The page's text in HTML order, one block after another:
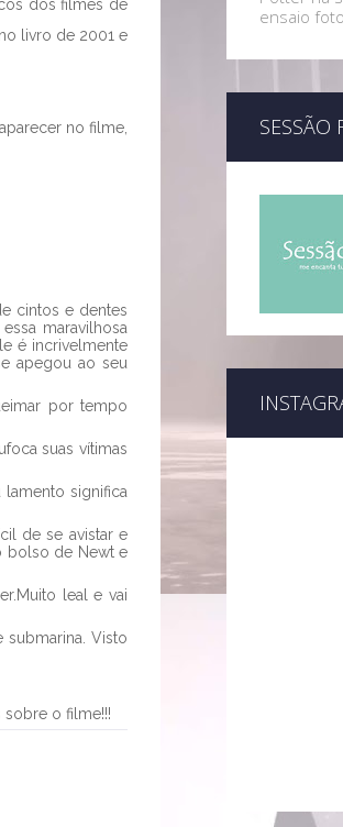
dos filmes de
livro de 2001 e
no filme,
cintos e dentes
maravilhosa
é incrivelmente
apegou ao seu
por tempo
suas vítimas
significa
de se avistar e
bolso de Newt e
leal e vai
Visto
o filme!!!
ensaio
SESSÃO